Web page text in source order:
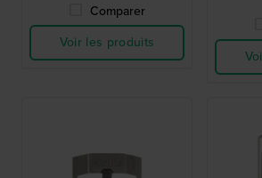
Comparer
Voir les produits